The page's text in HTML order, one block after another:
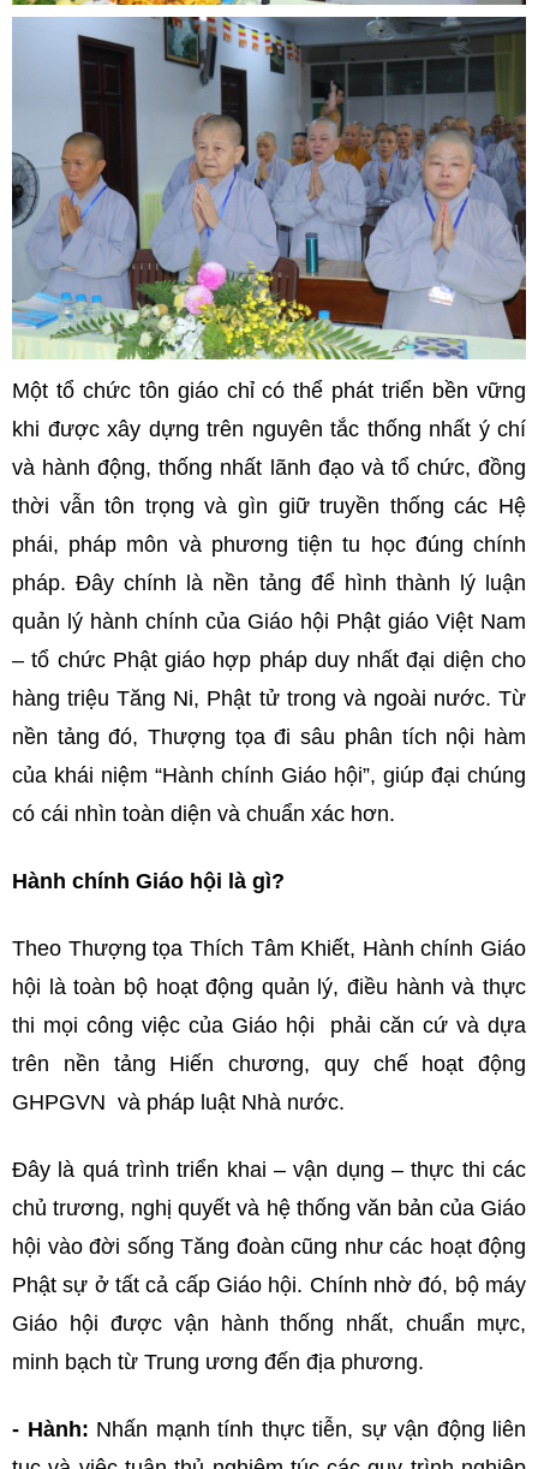
Một tổ chức tôn giáo chỉ có thể phát triển bền vững
khi được xây dựng trên nguyên tắc thống nhất ý chí
và hành động, thống nhất lãnh đạo và tổ chức, đồng
thời vẫn tôn trọng và gìn giữ truyền thống các Hệ
phái, pháp môn và phương tiện tu học đúng chính
pháp. Đây chính là nền tảng để hình thành lý luận
quản lý hành chính của Giáo hội Phật giáo Việt Nam
– tổ chức Phật giáo hợp pháp duy nhất đại diện cho
hàng triệu Tăng Ni, Phật tử trong và ngoài nước. Từ
nền tảng đó, Thượng tọa đi sâu phân tích nội hàm
của khái niệm “Hành chính Giáo hội”, giúp đại chúng
có cái nhìn toàn diện và chuẩn xác hơn.
Hành chính Giáo hội là gì?
Theo Thượng tọa Thích Tâm Khiết, Hành chính Giáo
hội là toàn bộ hoạt động quản lý, điều hành và thực
thi mọi công việc của Giáo hội phải căn cứ và dựa
trên nền tảng Hiến chương, quy chế hoạt động
GHPGVN và pháp luật Nhà nước.
Đây là quá trình triển khai – vận dụng – thực thi các
chủ trương, nghị quyết và hệ thống văn bản của Giáo
hội vào đời sống Tăng đoàn cũng như các hoạt động
Phật sự ở tất cả cấp Giáo hội. Chính nhờ đó, bộ máy
Giáo hội được vận hành thống nhất, chuẩn mực,
minh bạch từ Trung ương đến địa phương.
- Hành: Nhấn mạnh tính thực tiễn, sự vận động liên